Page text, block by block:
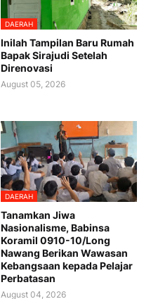
DAERAH
Inilah Tampilan Baru Rumah
Bapak Sirajudi Setelah
Direnovasi
August 05, 2026
DAERAH
Tanamkan Jiwa
Nasionalisme, Babinsa
Koramil 0910-10/Long
Nawang Berikan Wawasan
Kebangsaan kepada Pelajar
Perbatasan
August 04, 2026